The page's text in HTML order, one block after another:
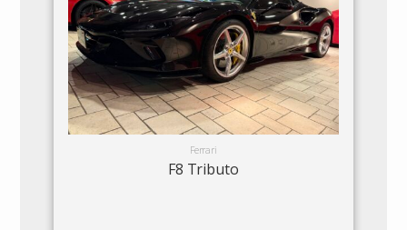
Ferrari
F8 Tributo